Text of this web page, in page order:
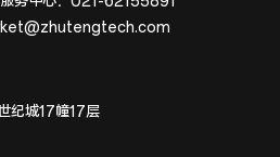
纪城17幢17层